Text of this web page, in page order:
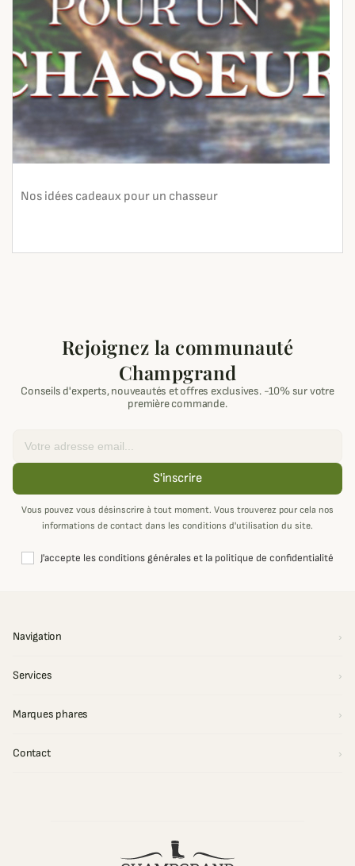
Nos idées cadeaux pour un chasseur
Rejoignez la communauté
Champgrand
Conseils d'experts, nouveautés et offres exclusives. -10% sur votre
première commande.
S'inscrire
Vous pouvez vous désinscrire à tout moment. Vous trouverez pour cela nos
informations de contact dans les conditions d'utilisation du site.
J'accepte les conditions générales et la politique de confidentialité
Navigation
Services
Marques phares
Contact